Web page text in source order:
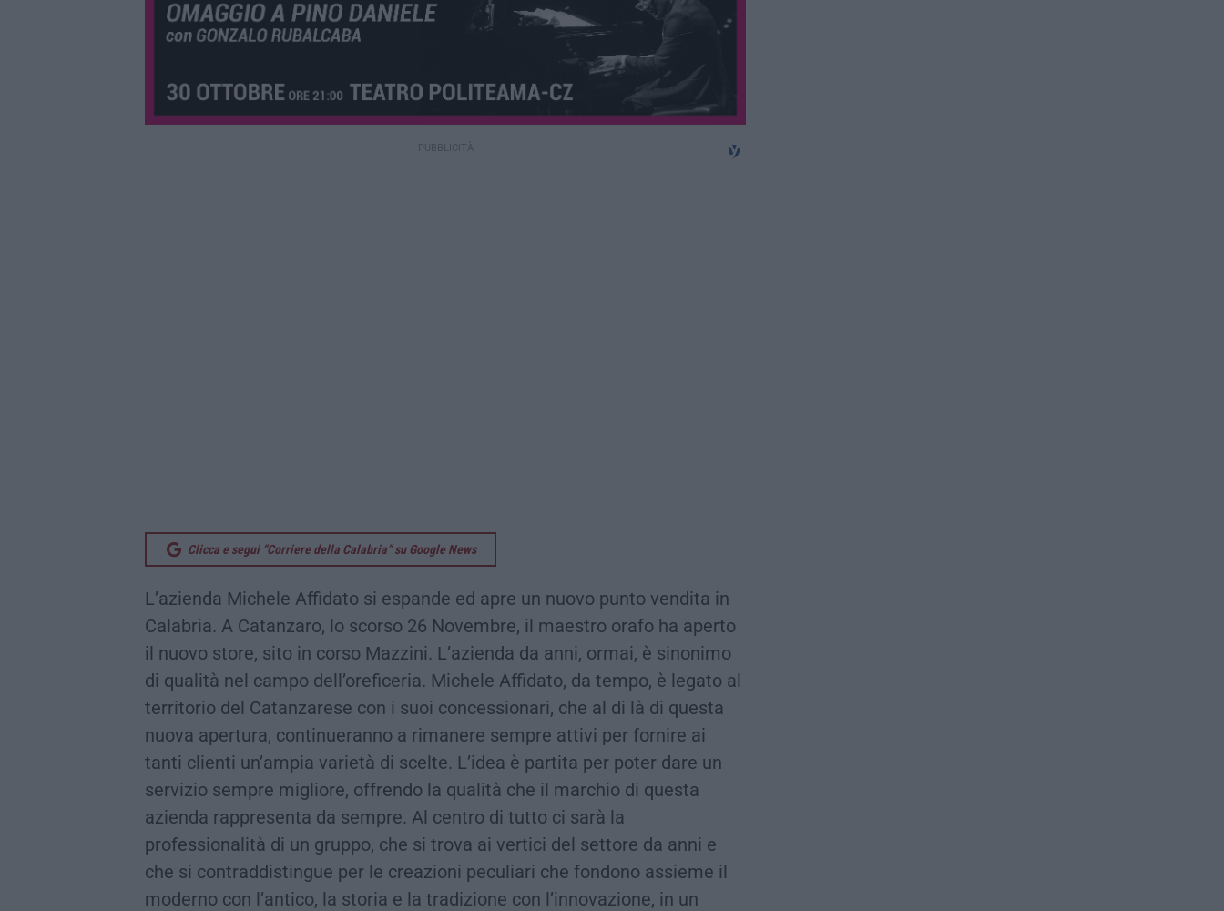
Clicca e segui “Corriere della Calabria” su Google News
L’azienda Michele Affidato si espande ed apre un nuovo punto vendita in
Calabria. A Catanzaro, lo scorso 26 Novembre, il maestro orafo ha aperto
il nuovo store, sito in corso Mazzini. L’azienda da anni, ormai, è sinonimo
di qualità nel campo dell’oreficeria. Michele Affidato, da tempo, è legato al
territorio del Catanzarese con i suoi concessionari, che al di là di questa
nuova apertura, continueranno a rimanere sempre attivi per fornire ai
tanti clienti un’ampia varietà di scelte. L’idea è partita per poter dare un
servizio sempre migliore, offrendo la qualità che il marchio di questa
azienda rappresenta da sempre. Al centro di tutto ci sarà la
professionalità di un gruppo, che si trova ai vertici del settore da anni e
che si contraddistingue per le creazioni peculiari che fondono assieme il
moderno con l’antico, la storia e la tradizione con l’innovazione, in un